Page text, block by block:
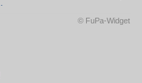
© FuPa-Widget